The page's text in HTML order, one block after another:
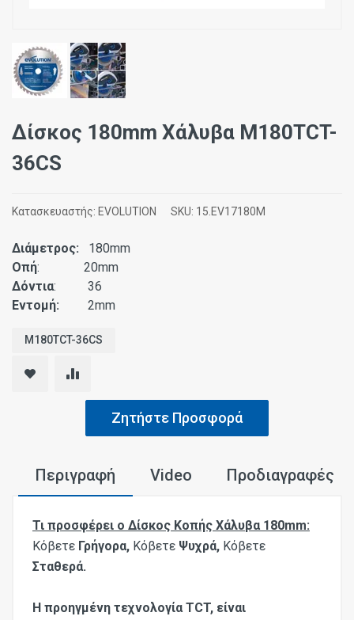
Δίσκος 180mm Χάλυβα M180TCT-
36CS
Κατασκευαστής: EVOLUTION SKU: 15.EV17180M
Διάμετρος:
180mm
Οπή: 20mm
Δόντια: 36
Εντομή: 2mm
M180TCT-36CS
Ζητήστε Προσφορά
Περιγραφή Video Προδιαγραφές
Τι προσφέρει ο Δίσκος Κοπής Χάλυβα 180mm:
Κόβετε Γρήγορα, Κόβετε Ψυχρά, Κόβετε
Σταθερά.
Η προηγμένη τεχνολογία TCT, είναι